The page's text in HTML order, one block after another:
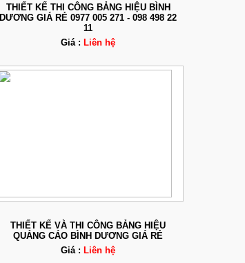
THIẾT KẾ THI CÔNG BẢNG HIỆU BÌNH
DƯƠNG GIÁ RẺ 0977 005 271 - 098 498 22
11
Giá : Liên hệ
THIẾT KẾ VÀ THI CÔNG BẢNG HIỆU
QUẢNG CÁO BÌNH DƯƠNG GIÁ RẺ
Giá : Liên hệ